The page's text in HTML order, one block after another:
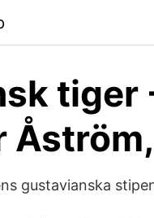
gustavianska